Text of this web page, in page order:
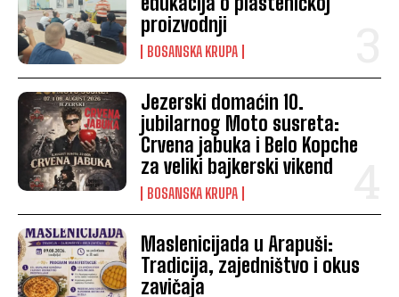
proizvodnji
BOSANSKA KRUPA
Jezerski domaćin 10.
jubilarnog Moto susreta:
Crvena jabuka i Belo Kopche
za veliki bajkerski vikend
BOSANSKA KRUPA
Maslenicijada u Arapuši:
Tradicija, zajedništvo i okus
zavičaja